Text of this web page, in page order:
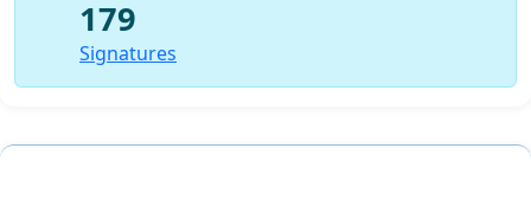
179
Signatures